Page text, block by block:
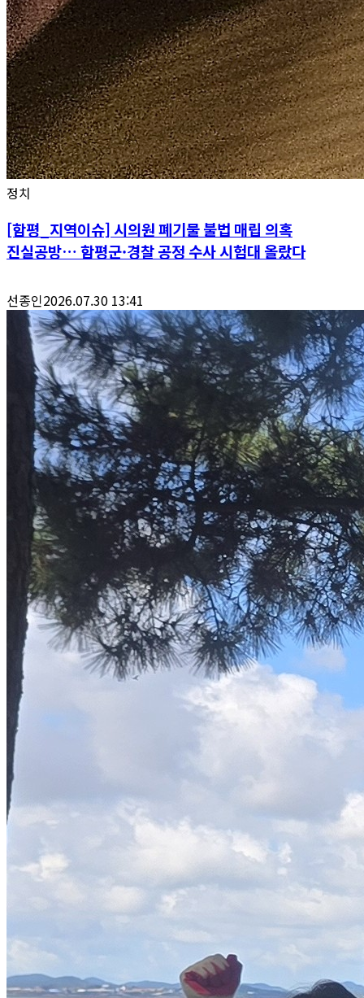
정치
[함평_지역이슈] 시의원 폐기물 불법 매립 의혹
진실공방… 함평군·경찰 공정 수사 시험대 올랐다
선종인2026.07.30 13:41